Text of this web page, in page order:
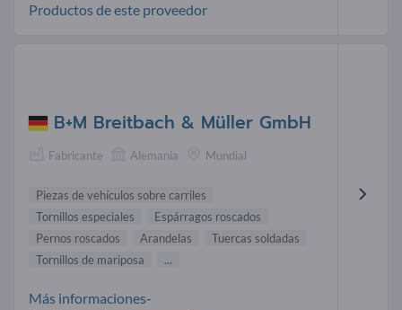
Productos de este proveedor
B+M Breitbach & Müller GmbH
Fabricante Alemania Mundial
Piezas de vehículos sobre carriles
Tornillos especiales
Espárragos roscados
Pernos roscados
Arandelas
Tuercas soldadas
Tornillos de mariposa
...
Más informaciones-